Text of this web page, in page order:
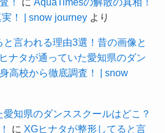
！ | snow journeyより
言われる理由3選！昔の画像と
ナタが通っていた愛知県のダン
高校から徹底調査！ | snow
知県のダンススクールはどこ？
に XGヒナタが整形してると言